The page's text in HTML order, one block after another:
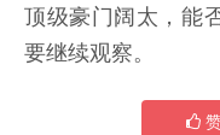
顶级豪门阔太，能
要继续观察。